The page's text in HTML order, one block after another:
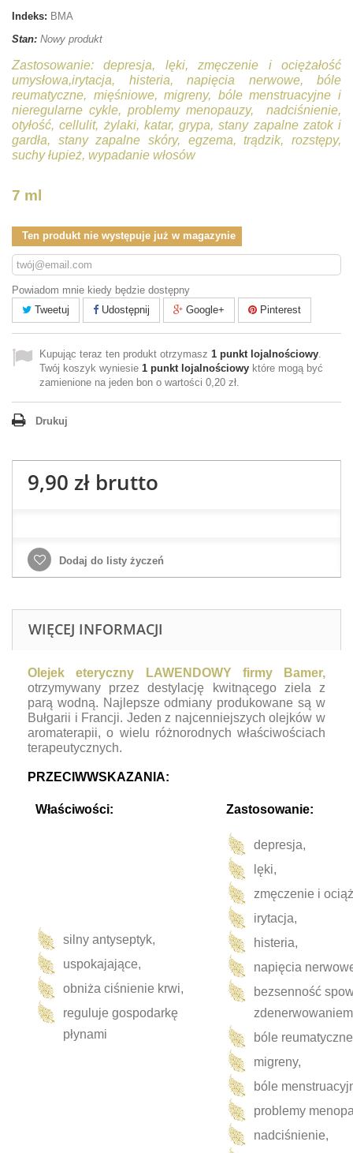
Indeks: BMA
Stan: Nowy produkt
Zastosowanie: depresja, lęki,zmęczenie i ociężałość
umysłowa,irytacja, histeria, napięcia nerwowe,
bóle
reumatyczne, mięśniowe,migreny, bóle menstruacyjne i
nieregularne cykle, problemy menopauzy, nadciśnienie,
otyłość,cellulit, żylaki, katar, grypa,stany zapalne zatok i
gardła, stany zapalne skóry, egzema, trądzik,rozstępy,
suchy łupież, wypadanie włosów
7 ml
Ten produkt nie występuje już w magazynie
Powiadom mnie kiedy będzie dostępny
Tweetuj
Udostępnij Google+ Pinterest
Kupując teraz ten produkt otrzymasz 1 punkt lojalnościowy.
Twój koszyk wyniesie 1 punkt lojalnościowy które mogą być
zamienione na jeden bon o wartości 0,20 zł.
Drukuj
9,90 zł brutto
Dodaj do listy życzeń
WIĘCEJ INFORMACJI
Olejek eteryczny LAWENDOWY firmy Bamer,
otrzymywany przez destylację kwitnącego ziela z
parą wodną. Najlepsze odmiany produkowane są w
Bułgarii i Francji. Jeden z najcenniejszych olejków w
aromaterapii, o wielu różnorodnych właściwościach
terapeutycznych.
PRZECIWWSKAZANIA:
Właściwości: Zastosowanie:
silny antyseptyk,
uspokajające,
obniża ciśnienie krwi,
reguluje gospodarkę
płynami
depresja,
lęki,
zmęczenie i
irytacja,
histeria,
napięcia
bezsenność
bóle
migreny,
bóle
problemy
nadciśnienie,